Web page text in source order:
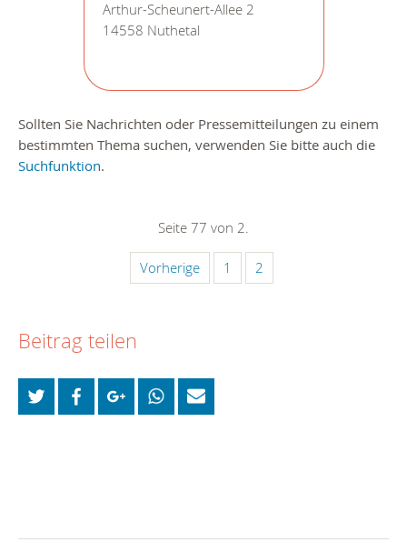
Arthur-Scheunert-Allee 2
14558 Nuthetal
Sollten Sie Nachrichten oder Pressemitteilungen zu einem
bestimmten Thema suchen, verwenden Sie bitte auch die
Suchfunktion.
Seite 77 von 2.
Vorherige 1 2
Beitrag teilen